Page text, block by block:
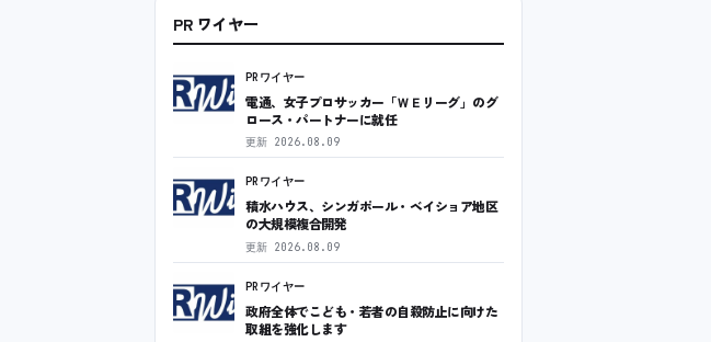
PR ワイヤー
PRワイヤー
電通、女子プロサッカー「ＷＥリーグ」のグ
ロース・パートナーに就任
更新 2026.08.09
PRワイヤー
積水ハウス、シンガポール・ベイショア地区
の大規模複合開発
更新 2026.08.09
PRワイヤー
政府全体でこども・若者の自殺防止に向けた
取組を強化します